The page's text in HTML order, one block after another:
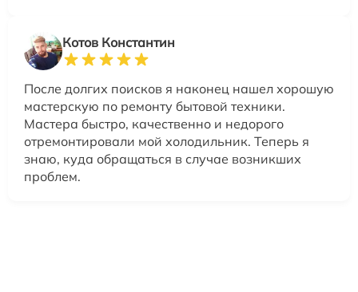
Котов Константин
После долгих поисков я наконец нашел хорошую
мастерскую по ремонту бытовой техники.
Мастера быстро, качественно и недорого
отремонтировали мой холодильник. Теперь я
знаю, куда обращаться в случае возникших
проблем.